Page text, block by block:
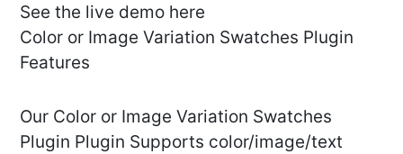
See the live demo here
Color or Image Variation Swatches Plugin
Features
Our Color or Image Variation Swatches
Plugin Plugin Supports color/image/text